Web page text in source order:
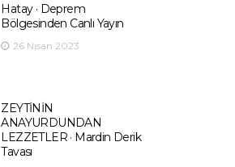
Hatay · Deprem
Bölgesinden Canlı Yayın
26 Nisan 2023
ZEYTİNİN
ANAYURDUNDAN
LEZZETLER · Mardin Derik
Tavası